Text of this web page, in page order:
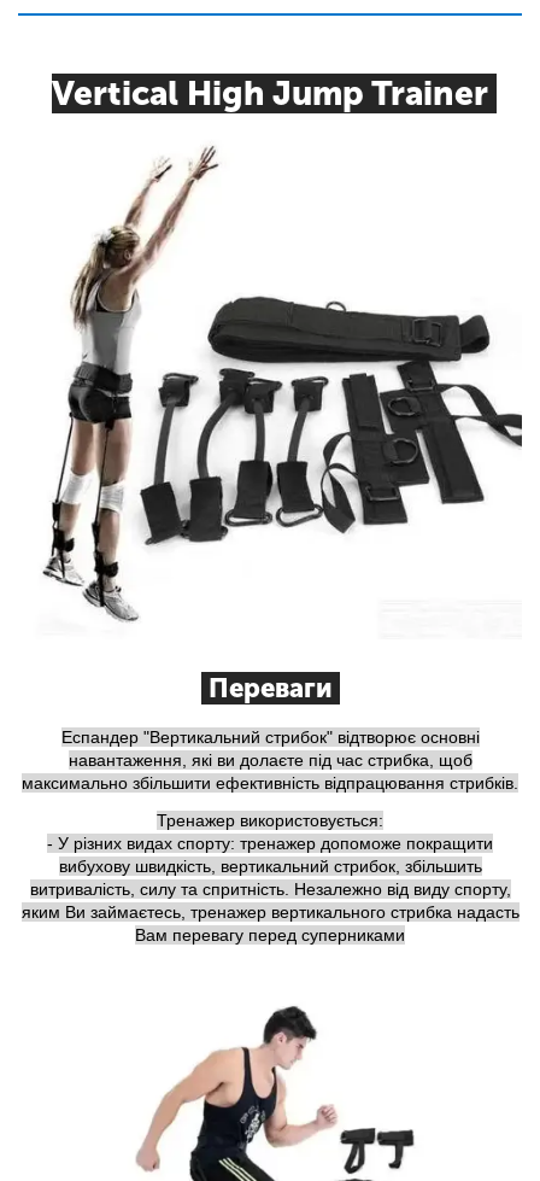
Vertical High Jump Trainer
Переваги
Еспандер "Вертикальний стрибок" відтворює основні
навантаження, які ви долаєте під час стрибка, щоб
максимально збільшити ефективність відпрацювання стрибків.
Тренажер використовується:
- У різних видах спорту: тренажер допоможе покращити
вибухову швидкість, вертикальний стрибок, збільшить
витривалість, силу та спритність. Незалежно від виду спорту,
яким Ви займаєтесь, тренажер вертикального стрибка надасть
Вам перевагу перед суперниками